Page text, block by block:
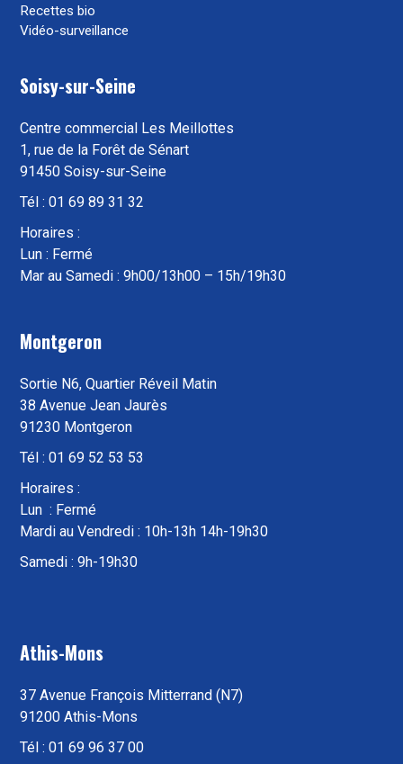
Recettes bio
Vidéo-surveillance
Soisy-sur-Seine
Centre commercial Les Meillottes
1, rue de la Forêt de Sénart
91450 Soisy-sur-Seine
Tél : 01 69 89 31 32
Horaires :
Lun : Fermé
Mar au Samedi : 9h00/13h00 – 15h/19h30
Montgeron
Sortie N6, Quartier Réveil Matin
38 Avenue Jean Jaurès
91230 Montgeron
Tél : 01 69 52 53 53
Horaires :
Lun : Fermé
Mardi au Vendredi : 10h-13h 14h-19h30
Samedi : 9h-19h30
Athis-Mons
37 Avenue François Mitterrand (N7)
91200 Athis-Mons
Tél : 01 69 96 37 00